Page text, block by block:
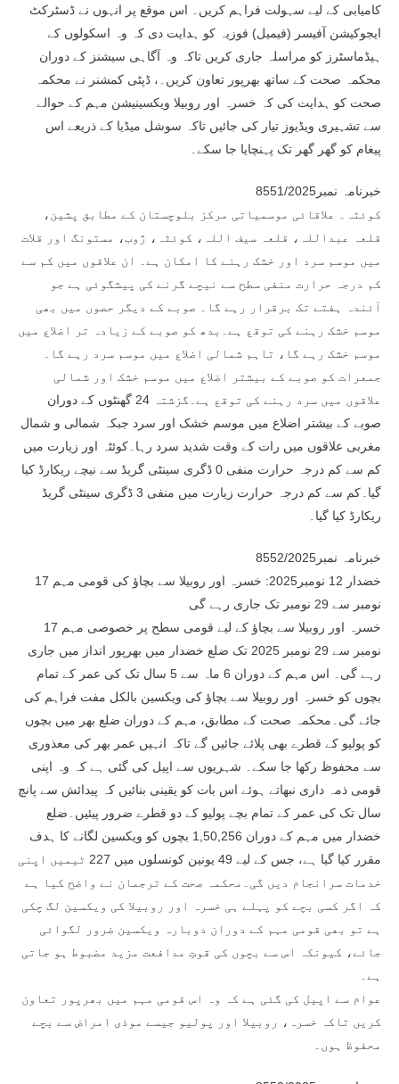
کامیابی کے لیے سہولت فراہم کریں۔ اس موقع پر انہوں نے ڈسٹرکٹ
ایجوکیشن آفیسر (فیمیل) فوزیہ کو ہدایت دی کہ وہ اسکولوں کے
ہیڈماسٹرز کو مراسلہ جاری کریں تاکہ وہ آگاہی سیشنز کے دوران
محکمہ صحت کے ساتھ بھرپور تعاون کریں۔، ڈپٹی کمشنر نے محکمہ
صحت کو ہدایت کی کہ خسرہ اور روبیلا ویکسینیشن مہم کے حوالے
سے تشہیری ویڈیوز تیار کی جائیں تاکہ سوشل میڈیا کے ذریعے اس
پیغام کو گھر گھر تک پہنچایا جا سکے۔
خبرنامہ نمبر8551/2025
کوئٹہ۔ علاقائی موسمیاتی مرکز بلوچستان کے مطابق پشین،
قلعہ عبداللہ، قلعہ سیف اللہ، کوئٹہ، ژوب، مستونگ اور قلات
میں موسم سرد اور خشک رہنے کا امکان ہے۔ ان علاقوں میں کم سے
کم درجہ حرارت منفی سطح سے نیچے گرنے کی پیشگوئی ہے جو
آئندہ ہفتے تک برقرار رہے گا۔ صوبے کے دیگر حصوں میں بھی
موسم خشک رہنے کی توقع ہے۔بدھ کو صوبے کے زیادہ تر اضلاع میں
موسم خشک رہے گا، تاہم شمالی اضلاع میں موسم سرد رہے گا۔
جمعرات کو صوبے کے بیشتر اضلاع میں موسم خشک اور شمالی
علاقوں میں سرد رہنے کی توقع ہے۔گزشتہ 24 گھنٹوں کے دوران
صوبے کے بیشتر اضلاع میں موسم خشک اور سرد جبکہ شمالی و شمال
مغربی علاقوں میں رات کے وقت شدید سرد رہا۔کوئٹہ اور زیارت میں
کم سے کم درجہ حرارت منفی 0 ڈگری سینٹی گریڈ سے نیچے ریکارڈ کیا
گیا۔کم سے کم درجہ حرارت زیارت میں منفی 3 ڈگری سینٹی گریڈ
ریکارڈ کیا گیا۔
خبرنامہ نمبر8552/2025
خضدار 12 نومبر2025: خسرہ اور روبیلا سے بچاؤ کی قومی مہم 17
نومبر سے 29 نومبر تک جاری رہے گی
خسرہ اور روبیلا سے بچاؤ کے لیے قومی سطح پر خصوصی مہم 17
نومبر سے 29 نومبر 2025 تک ضلع خضدار میں بھرپور انداز میں جاری
رہے گی۔ اس مہم کے دوران 6 ماہ سے 5 سال تک کی عمر کے تمام
بچوں کو خسرہ اور روبیلا سے بچاؤ کی ویکسین بالکل مفت فراہم کی
جائے گی۔محکمہ صحت کے مطابق، مہم کے دوران ضلع بھر میں بچوں
کو پولیو کے قطرے بھی پلائے جائیں گے تاکہ انہیں عمر بھر کی معذوری
سے محفوظ رکھا جا سکے۔ شہریوں سے اپیل کی گئی ہے کہ وہ اپنی
قومی ذمہ داری نبھاتے ہوئے اس بات کو یقینی بنائیں کہ پیدائش سے پانچ
سال تک کی عمر کے تمام بچے پولیو کے دو قطرے ضرور پیئیں۔ضلع
خضدار میں مہم کے دوران 1,50,256 بچوں کو ویکسین لگانے کا ہدف
مقرر کیا گیا ہے، جس کے لیے 49 یونین کونسلوں میں 227 ٹیمیں اپنی
خدمات سرانجام دیں گی۔محکمہ صحت کے ترجمان نے واضح کیا ہے
کہ اگر کسی بچے کو پہلے ہی خسرہ اور روبیلا کی ویکسین لگ چکی
ہے تو بھی قومی مہم کے دوران دوبارہ ویکسین ضرور لگوائی
جائے، کیونکہ اس سے بچوں کی قوتِ مدافعت مزید مضبوط ہو جاتی
ہے۔
عوام سے اپیل کی گئی ہے کہ وہ اس قومی مہم میں بھرپور تعاون
کریں تاکہ خسرہ، روبیلا اور پولیو جیسے موذی امراض سے بچے
محفوظ ہوں۔